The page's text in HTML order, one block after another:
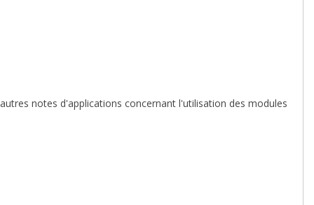
notes d'applications concernant l'utilisation des modules